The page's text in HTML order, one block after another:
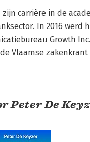
zijn carrière in de
In 2016
Growth Inc.
Vlaamse zakenkrant
Peter De